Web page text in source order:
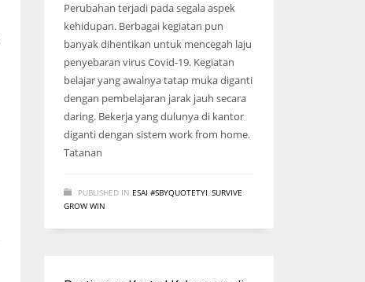
Perubahan terjadi pada segala aspek
kehidupan. Berbagai kegiatan pun
banyak dihentikan untuk mencegah laju
penyebaran virus Covid-19. Kegiatan
belajar yang awalnya tatap muka diganti
dengan pembelajaran jarak jauh secara
daring. Bekerja yang dulunya di kantor
diganti dengan sistem work from home.
Tatanan
PUBLISHED IN ESAI #SBYQUOTETYI, SURVIVE
GROW WIN